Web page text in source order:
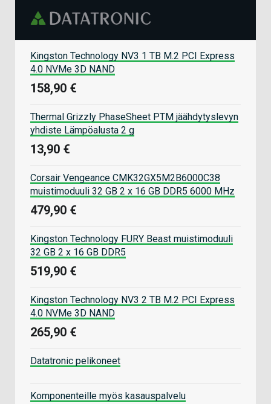
Kingston Technology NV3 1 TB M.2 PCI Express
4.0 NVMe 3D NAND
158,90 €
Thermal Grizzly PhaseSheet PTM jäähdytyslevyn
yhdiste Lämpöalusta 2 g
13,90 €
Corsair Vengeance CMK32GX5M2B6000C38
muistimoduuli 32 GB 2 x 16 GB DDR5 6000 MHz
479,90 €
Kingston Technology FURY Beast muistimoduuli
32 GB 2 x 16 GB DDR5
519,90 €
Kingston Technology NV3 2 TB M.2 PCI Express
4.0 NVMe 3D NAND
265,90 €
Datatronic pelikoneet
Komponenteille myös kasauspalvelu